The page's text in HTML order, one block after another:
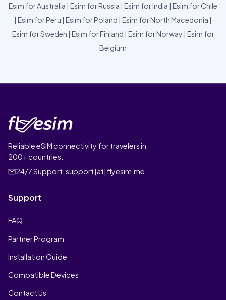
Esim for Australia | Esim for Russia | Esim for India | Esim for Chile
| Esim for Peru | Esim for Poland | Esim for North Macedonia |
Esim for Sweden | Esim for Finland | Esim for Norway | Esim for
Belgium
Reliable eSIM connectivity for travelers in
200+ countries.
24/7 Support:support [at] flyesim.me
Support
FAQ
Partner Program
Installation Guide
Compatible Devices
Contact Us